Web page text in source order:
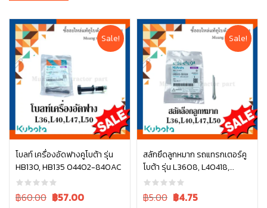
Sale!
โบลท์ เครื่องอัดฟางคูโบต้า รุ่น
HB130, HB135 04402-840AC
Original
฿60.00 Current
฿57.00
หยิบใส่ตะกร้า
Sale!
สลักยึดลูกหมาก รถแทรกเตอร์คู
โบต้า รุ่น L3608, L40418,
L4708, L5018 รุ่น L ทุกรุ่น
05511-50328
Original
฿5.00 Current
฿4.75
หยิบใส่ตะกร้า